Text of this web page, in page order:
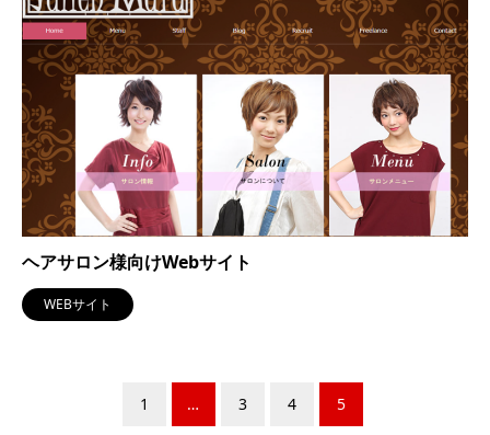
ヘアサロン様向けWebサイト
WEBサイト
1 … 3 4 5